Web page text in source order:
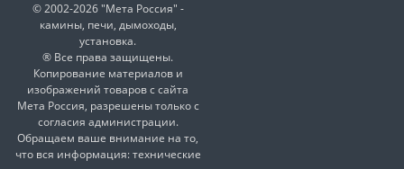
© 2002-2026 "Мета Россия" -
камины, печи, дымоходы,
установка.
® Все права защищены.
Копирование материалов и
изображений товаров с сайта
Мета Россия, разрешены только с
согласия администрации.
Обращаем ваше внимание на то,
что вся информация: технические